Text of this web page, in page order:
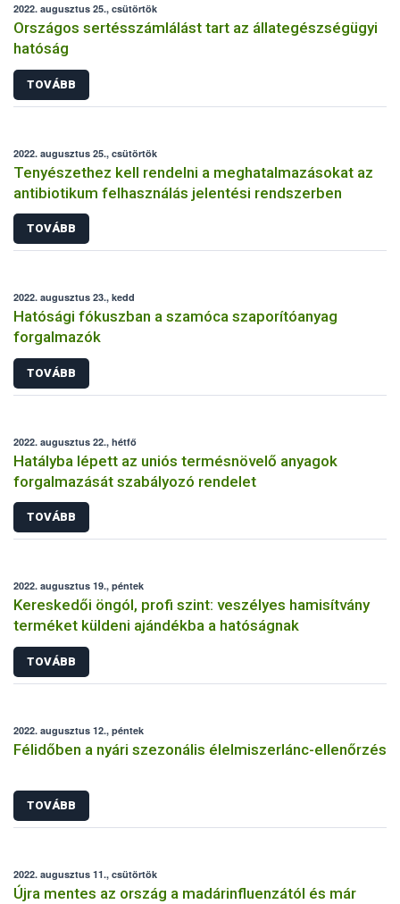
2022. augusztus 25., csütörtök
Országos sertésszámlálást tart az állategészségügyi
hatóság
TOVÁBB
2022. augusztus 25., csütörtök
Tenyészethez kell rendelni a meghatalmazásokat az
antibiotikum felhasználás jelentési rendszerben
TOVÁBB
2022. augusztus 23., kedd
Hatósági fókuszban a szamóca szaporítóanyag
forgalmazók
TOVÁBB
2022. augusztus 22., hétfő
Hatályba lépett az uniós termésnövelő anyagok
forgalmazását szabályozó rendelet
TOVÁBB
2022. augusztus 19., péntek
Kereskedői öngól, profi szint: veszélyes hamisítvány
terméket küldeni ajándékba a hatóságnak
TOVÁBB
2022. augusztus 12., péntek
Félidőben a nyári szezonális élelmiszerlánc-ellenőrzés
TOVÁBB
2022. augusztus 11., csütörtök
Újra mentes az ország a madárinfluenzától és már